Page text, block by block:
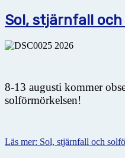
Sol, stjärnfall
8-13 augusti kommer
solförmörkelsen!
Läs mer: Sol, stjärnfall och